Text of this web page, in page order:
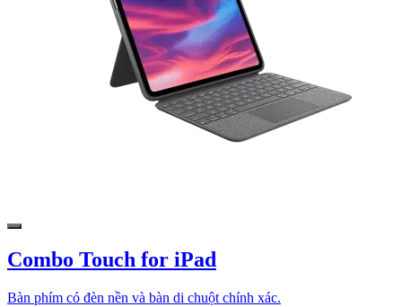
Combo Touch for iPad
Bàn phím có đèn nền và bàn di chuột chính xác.